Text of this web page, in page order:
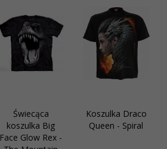
Świecąca
koszulka Big
Face Glow Rex -
Koszulka Draco
Queen - Spiral